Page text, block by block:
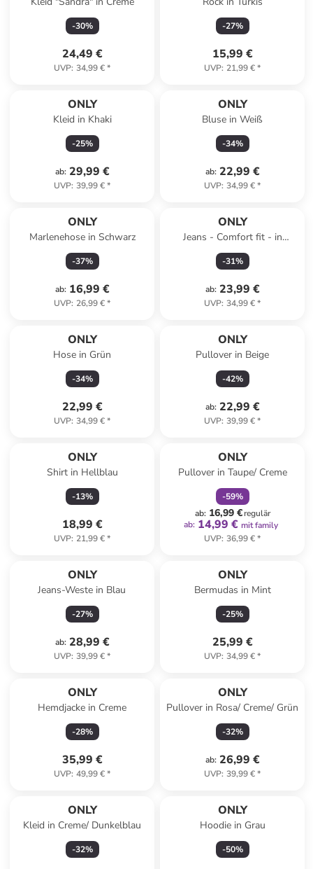
-30%
24,49 €
UVP: 34,99 €*
-27%
15,99 €
UVP: 21,99 €*
ONLY
Kleid in Khaki
-25%
ab: 29,99 €
UVP: 39,99 €*
ONLY
Bluse in Weiß
-34%
ab: 22,99 €
UVP: 34,99 €*
ONLY
Marlenehose in Schwarz
-37%
ab: 16,99 €
UVP: 26,99 €*
ONLY
Jeans - Comfort fit - in
Hellblau
-31%
ab: 23,99 €
UVP: 34,99 €*
ONLY
Hose in Grün
-34%
22,99 €
UVP: 34,99 €*
ONLY
Pullover in Beige
-42%
ab: 22,99 €
UVP: 39,99 €*
ONLY
Shirt in Hellblau
-13%
18,99 €
UVP: 21,99 €*
ONLY
Pullover in Taupe/ Creme
-59%
ab: 16,99 €regulär
ab: 14,99 € mit family
UVP: 36,99 €*
ONLY
Jeans-Weste in Blau
-27%
ab: 28,99 €
UVP: 39,99 €*
ONLY
Bermudas in Mint
-25%
25,99 €
UVP: 34,99 €*
ONLY
Hemdjacke in Creme
-28%
35,99 €
UVP: 49,99 €*
ONLY
Pullover in Rosa/ Creme/ Grün
-32%
ab: 26,99 €
UVP: 39,99 €*
ONLY
Kleid in Creme/ Dunkelblau
-32%
ONLY
Hoodie in Grau
-50%